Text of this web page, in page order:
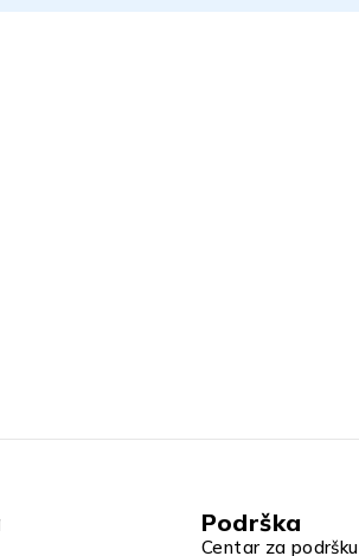
Podrška
Centar za podršku